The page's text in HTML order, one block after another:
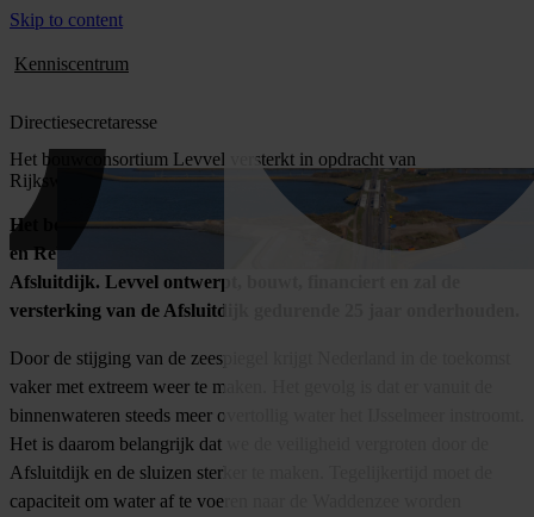
Skip to content
Kenniscentrum
Directiesecretaresse
Het bouwconsortium Levvel versterkt in opdracht van
Rijkswaterstaat de Afsluitdijk.
Het bouwconsortium Levvel – gevormd door BAM, Van Oord
en Rebel – versterkt in opdracht van Rijkswaterstaat de
Afsluitdijk. Levvel ontwerpt, bouwt, financiert en zal de
versterking van de Afsluitdijk gedurende 25 jaar onderhouden.
Door de stijging van de zeespiegel krijgt Nederland in de toekomst
vaker met extreem weer te maken. Het gevolg is dat er vanuit de
binnenwateren steeds meer overtollig water het IJsselmeer instroomt.
Het is daarom belangrijk dat we de veiligheid vergroten door de
Afsluitdijk en de sluizen sterker te maken. Tegelijkertijd moet de
capaciteit om water af te voeren naar de Waddenzee worden